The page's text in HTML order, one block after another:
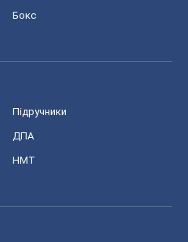
Бокс
Підручники
ДПА
НМТ